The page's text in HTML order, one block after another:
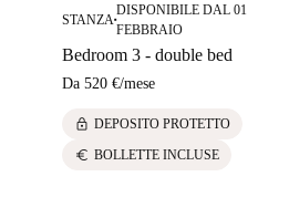
STANZA ■
DISPONIBILE DAL 01
FEBBRAIO
Bedroom 3 - double bed
Da 520 €/mese
lock DEPOSITO PROTETTO
euro BOLLETTE INCLUSE